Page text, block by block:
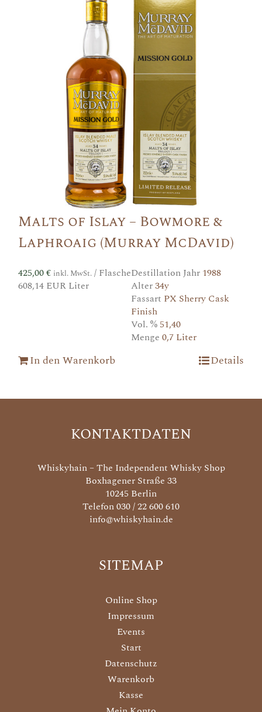
Malts of Islay – Bowmore &
Laphroaig (Murray McDavid)
425,00€ inkl. MwSt. / Flasche
608,14 EUR Liter
Destillation Jahr 1988
Alter34y
Fassart PX Sherry Cask
Finish
Vol. % 51,40
Menge 0,7 Liter
In den Warenkorb Details
KONTAKTDATEN
Whiskyhain – The Independent Whisky Shop
Boxhagener Straße 33
10245 Berlin
Telefon 030 / 22 600 610
info@whiskyhain.de
SITEMAP
Online Shop
Impressum
Events
Start
Datenschutz
Warenkorb
Kasse